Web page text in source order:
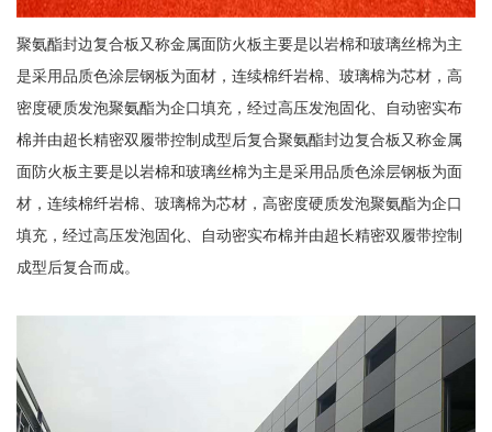
聚氨酯封边复合板又称金属面防火板主要是以岩棉和玻璃丝棉为主
是采用品质色涂层钢板为面材，连续棉纤岩棉、玻璃棉为芯材，高
密度硬质发泡聚氨酯为企口填充，经过高压发泡固化、自动密实布
棉并由超长精密双履带控制成型后复合聚氨酯封边复合板又称金属
面防火板主要是以岩棉和玻璃丝棉为主是采用品质色涂层钢板为面
材，连续棉纤岩棉、玻璃棉为芯材，高密度硬质发泡聚氨酯为企口
填充，经过高压发泡固化、自动密实布棉并由超长精密双履带控制
成型后复合而成。